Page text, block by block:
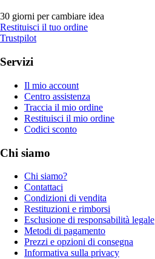
30 giorni per cambiare idea
Restituisci il tuo ordine
Trustpilot
Servizi
Il mio account
Centro assistenza
Traccia il mio ordine
Restituisci il mio ordine
Codici sconto
Chi siamo
Chi siamo?
Contattaci
Condizioni di vendita
Restituzioni e rimborsi
Esclusione di responsabilità legale
Metodi di pagamento
Prezzi e opzioni di consegna
Informativa sulla privacy